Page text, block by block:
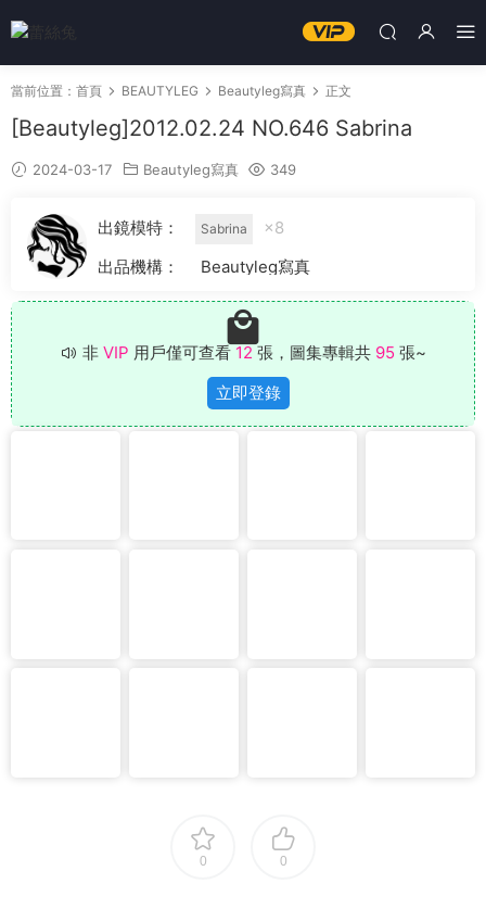
當前位置： 首頁 BEAUTYLEG Beautyleg寫真 正文
[Beautyleg]2012.02.24 NO.646 Sabrina
2024-03-17 Beautyleg寫真 349
出鏡模特： Sabrina
×8
出品機構：
Beautyleg寫真
非 VIP 用戶僅可查看 12 張，圖集專輯共 95 張~
立即登錄
0 0